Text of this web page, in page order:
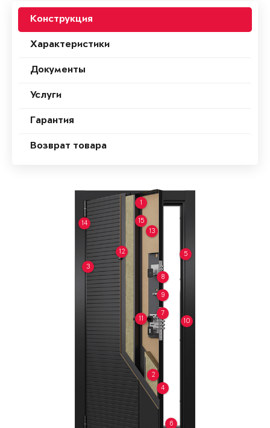
Конструкция
Характеристики
Документы
Услуги
Гарантия
Возврат товара
1
2
3
4
5
6
7
8
9
10
11
12
13
14 15